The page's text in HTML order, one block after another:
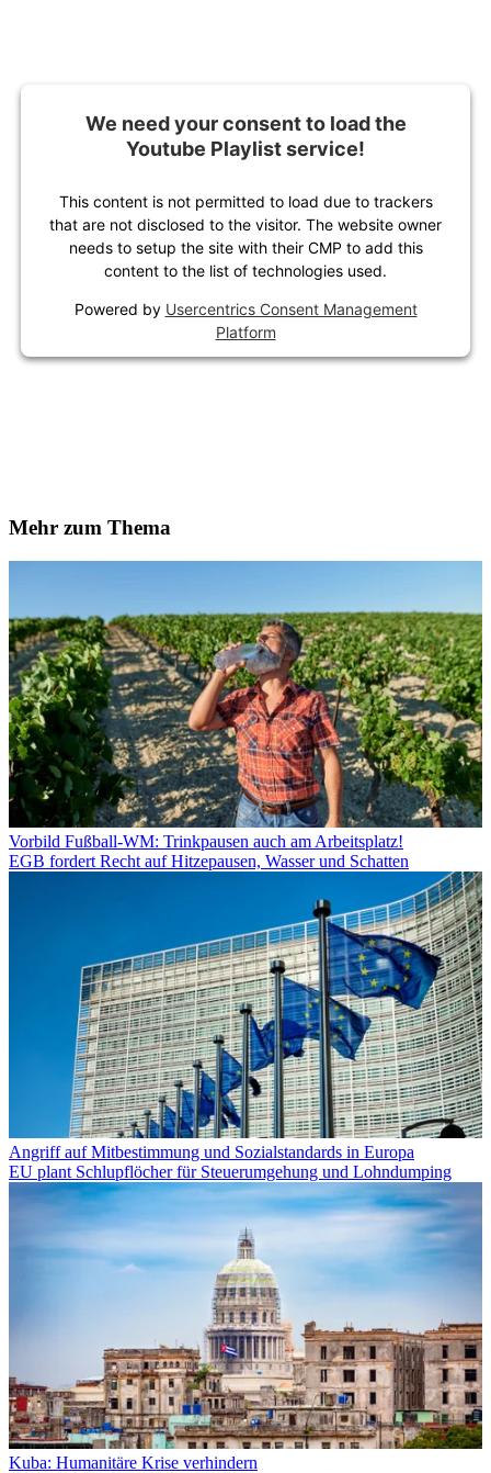
We need your consent to load the
Youtube Playlist service!
This content is not permitted to load due to trackers
that are not disclosed to the visitor. The website owner
needs to setup the site with their CMP to add this
content to the list of technologies used.
Powered by Usercentrics Consent Management
Platform
Mehr zum Thema
Vorbild Fußball-WM: Trinkpausen auch am Arbeitsplatz!
EGB fordert Recht auf Hitzepausen, Wasser und Schatten
Angriff auf Mitbestimmung und Sozialstandards in Europa
EU plant Schlupflöcher für Steuerumgehung und Lohndumping
Kuba: Humanitäre Krise verhindern